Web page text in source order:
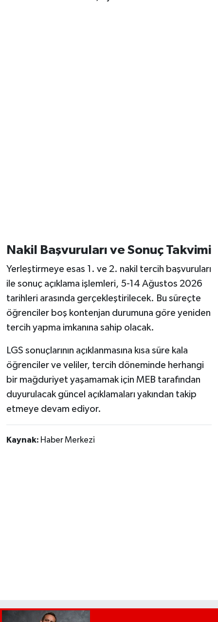
Nakil Başvuruları ve Sonuç Takvimi
Yerleştirmeye esas 1. ve 2. nakil tercih başvuruları
ile sonuç açıklama işlemleri, 5-14 Ağustos 2026
tarihleri arasında gerçekleştirilecek. Bu süreçte
öğrenciler boş kontenjan durumuna göre yeniden
tercih yapma imkanına sahip olacak.
LGS sonuçlarının açıklanmasına kısa süre kala
öğrenciler ve veliler, tercih döneminde herhangi
bir mağduriyet yaşamamak için MEB tarafından
duyurulacak güncel açıklamaları yakından takip
etmeye devam ediyor.
Kaynak: Haber Merkezi